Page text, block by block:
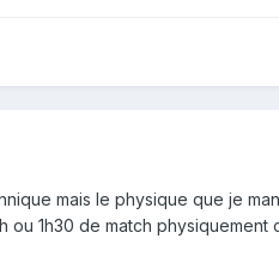
mais le physique que je
1h30 de match